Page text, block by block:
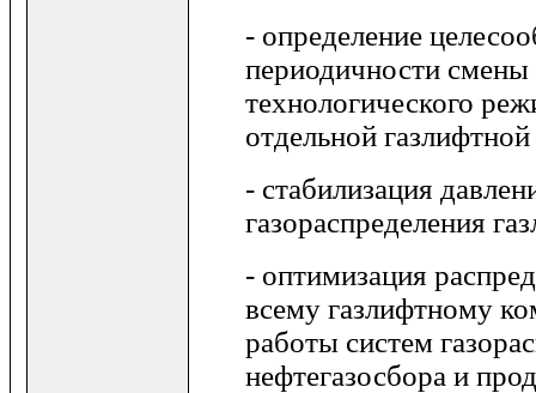
- определение
периодичности
технологического
отдельной
- стабилизация
газораспределения
- оптимизация
всему газлифтному
работы систем
нефтегазосбора и